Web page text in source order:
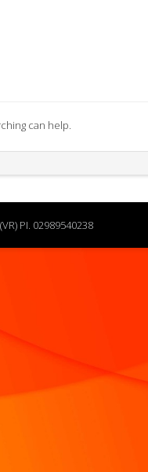
can help.
PI. 02989540238